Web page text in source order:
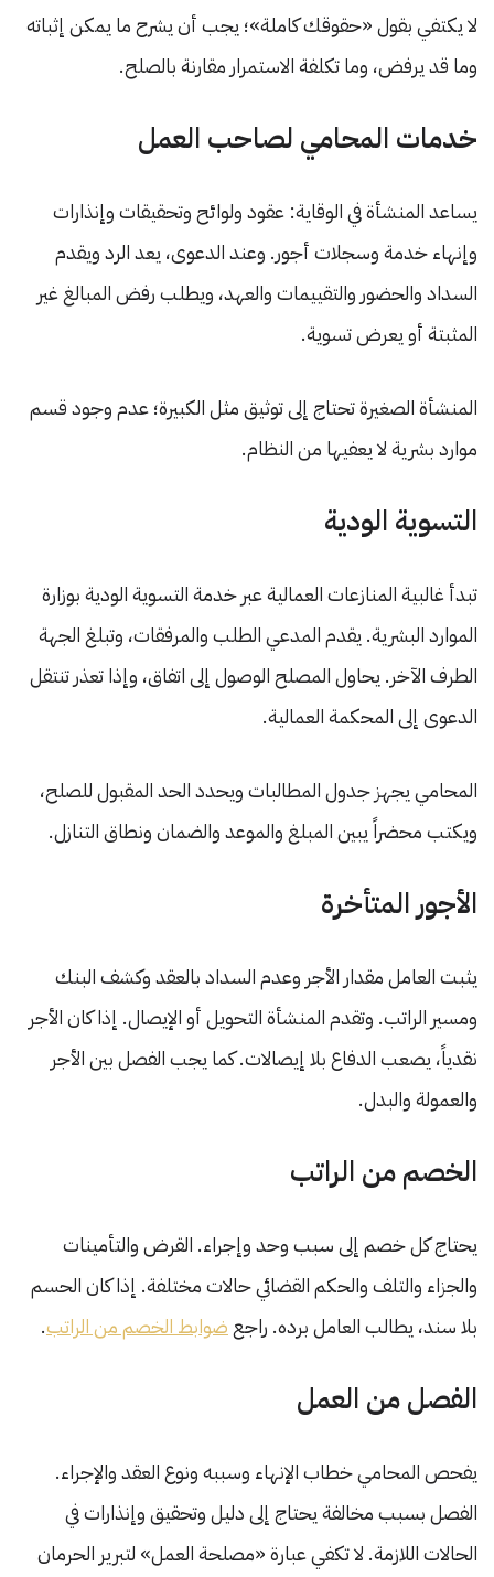
لا يكتفي بقول «حقوقك كاملة»؛ يجب أن يشرح ما يمكن إثباته
وما قد يرفض، وما تكلفة الاستمرار مقارنة بالصلح.
خدمات المحامي لصاحب العمل
يساعد المنشأة في الوقاية: عقود ولوائح وتحقيقات وإنذارات
وإنهاء خدمة وسجلات أجور. وعند الدعوى، يعد الرد ويقدم
السداد والحضور والتقييمات والعهد، ويطلب رفض المبالغ غير
المثبتة أو يعرض تسوية.
المنشأة الصغيرة تحتاج إلى توثيق مثل الكبيرة؛ عدم وجود قسم
موارد بشرية لا يعفيها من النظام.
التسوية الودية
تبدأ غالبية المنازعات العمالية عبر خدمة التسوية الودية بوزارة
الموارد البشرية. يقدم المدعي الطلب والمرفقات، وتبلغ الجهة
الطرف الآخر. يحاول المصلح الوصول إلى اتفاق، وإذا تعذر تنتقل
الدعوى إلى المحكمة العمالية.
المحامي يجهز جدول المطالبات ويحدد الحد المقبول للصلح،
ويكتب محضراً يبين المبلغ والموعد والضمان ونطاق التنازل.
الأجور المتأخرة
يثبت العامل مقدار الأجر وعدم السداد بالعقد وكشف البنك
ومسير الراتب. وتقدم المنشأة التحويل أو الإيصال. إذا كان الأجر
نقدياً، يصعب الدفاع بلا إيصالات. كما يجب الفصل بين الأجر
والعمولة والبدل.
الخصم من الراتب
يحتاج كل خصم إلى سبب وحد وإجراء. القرض والتأمينات
والجزاء والتلف والحكم القضائي حالات مختلفة. إذا كان الحسم
بلا سند، يطالب العامل برده. راجع ضوابط الخصم من الراتب.
الفصل من العمل
يفحص المحامي خطاب الإنهاء وسببه ونوع العقد والإجراء.
الفصل بسبب مخالفة يحتاج إلى دليل وتحقيق وإنذارات في
الحالات اللازمة. لا تكفي عبارة «مصلحة العمل» لتبرير الحرمان